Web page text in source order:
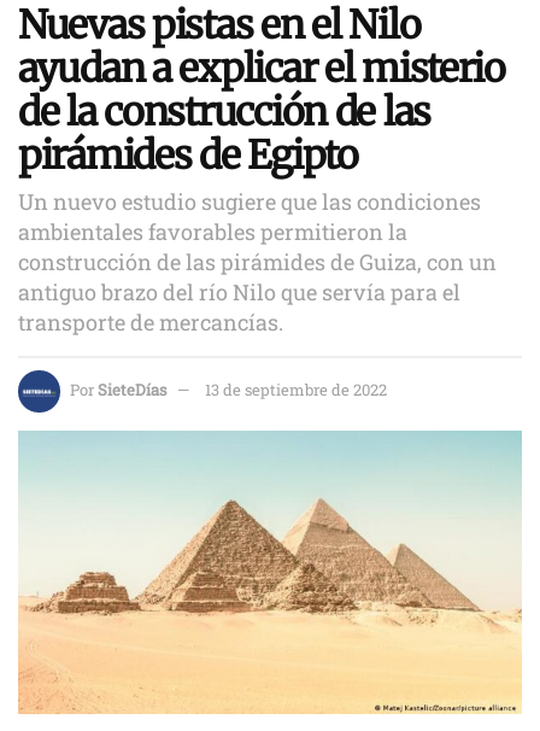
Nuevas pistas en el Nilo
ayudan a explicar el misterio
de la construcción de las
pirámides de Egipto
Un nuevo estudio sugiere que las condiciones
ambientales favorables permitieron la
construcción de las pirámides de Guiza, con un
antiguo brazo del río Nilo que servía para el
transporte de mercancías.
PorSieteDías 13 de septiembre de 2022